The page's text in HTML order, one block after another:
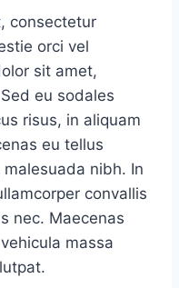
consectetur
orci vel
sit amet,
eu sodales
risus, in aliquam
eu tellus
nibh. In
convallis
nec. Maecenas
massa